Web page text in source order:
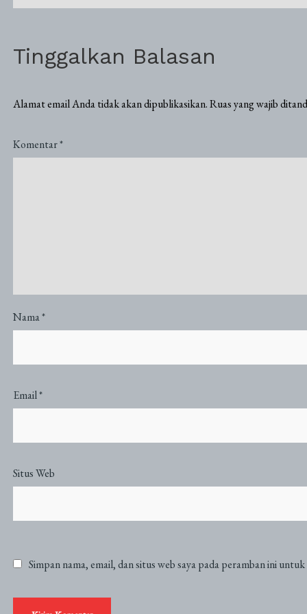
Tinggalkan Balasan
Alamat email Anda tidak akan dipublikasikan.Ruas yang wajib
Komentar*
Nama*
Email*
Situs Web
Simpan nama, email, dan situs web saya pada peramban ini